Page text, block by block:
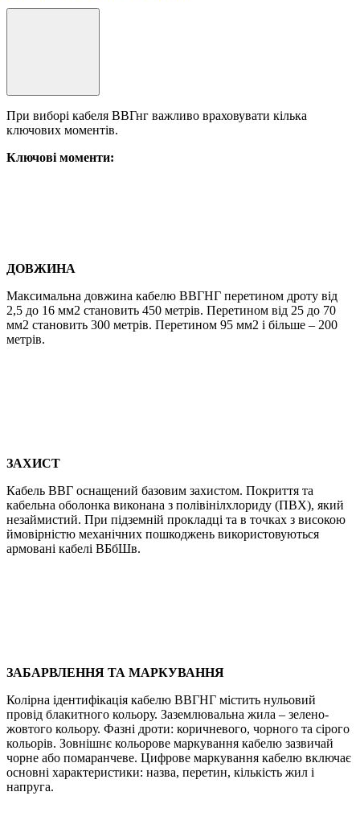
При виборі кабеля ВВГнг важливо враховувати кілька
ключових моментів.
Ключові моменти:
ДОВЖИНА
Максимальна довжина кабелю ВВГНГ перетином дроту від
2,5 до 16 мм2 становить 450 метрів. Перетином від 25 до 70
мм2 становить 300 метрів. Перетином 95 мм2 і більше – 200
метрів.
ЗАХИСТ
Кабель ВВГ оснащений базовим захистом. Покриття та
кабельна оболонка виконана з полівінілхлориду (ПВХ), який
незаймистий. При підземній прокладці та в точках з високою
ймовірністю механічних пошкоджень використовуються
армовані кабелі ВБбШв.
ЗАБАРВЛЕННЯ ТА МАРКУВАННЯ
Колірна ідентифікація кабелю ВВГНГ містить нульовий
провід блакитного кольору. Заземлювальна жила – зелено-
жовтого кольору. Фазні дроти: коричневого, чорного та сірого
кольорів. Зовнішнє кольорове маркування кабелю зазвичай
чорне або помаранчеве. Цифрове маркування кабелю включає
основні характеристики: назва, перетин, кількість жил і
напруга.